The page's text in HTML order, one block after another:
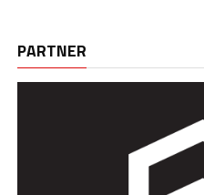
PARTNER